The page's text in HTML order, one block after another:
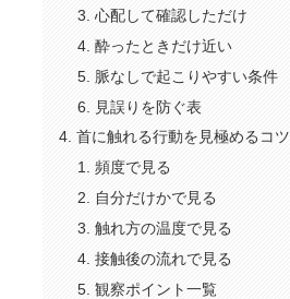
心配して確認しただけ
酔ったときだけ近い
脈なしで起こりやすい条件
見誤りを防ぐ表
首に触れる行動を見極めるコツ
頻度で見る
自分だけかで見る
触れ方の温度で見る
接触後の流れで見る
観察ポイント一覧